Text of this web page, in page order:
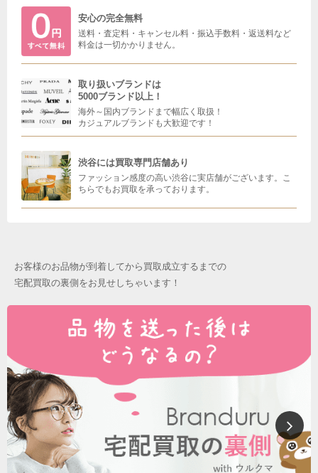
安心の完全無料
送料・査定料・キャンセル料・振込手数料・返送料など
料金は一切かかりません。
取り扱いブランドは
5000ブランド以上！
海外～国内ブランドまで幅広く取扱！
カジュアルブランドも大歓迎です！
渋谷には買取専門店舗あり
ファッション感度の高い渋谷に実店舗がございます。こ
ちらでもお買取を承っております。
お客様のお品物が到着してから買取成立するまでの
宅配買取の裏側をお見せしちゃいます！